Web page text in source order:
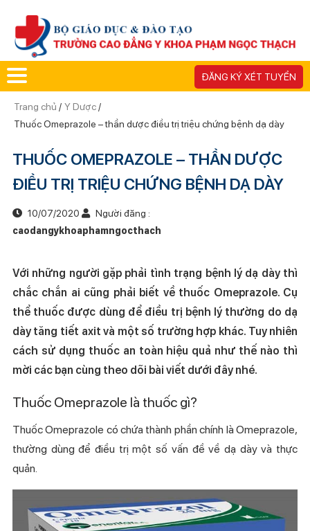
ĐĂNG KÝ XÉT TUYỂN
Trang chủ / Y Dược/
Thuốc Omeprazole – thần dược điều trị triệu chứng bệnh dạ dày
THUỐC OMEPRAZOLE – THẦN DƯỢC
ĐIỀU TRỊ TRIỆU CHỨNG BỆNH DẠ DÀY
10/07/2020
Người đăng :
caodangykhoaphamngocthach
Với những người gặp phải tình trạng bệnh lý dạ dày thì
chắc chắn ai cũng phải biết về thuốc Omeprazole. Cụ
thể thuốc được dùng để điều trị bệnh lý thường do dạ
dày tăng tiết axit và một số trường hợp khác. Tuy nhiên
cách sử dụng thuốc an toàn hiệu quả như thế nào thì
mời các bạn cùng theo dõi bài viết dưới đây nhé.
Thuốc Omeprazole là thuốc gì?
Thuốc Omeprazole có chứa thành phần chính là Omeprazole,
thường dùng để điều trị một số vấn đề về dạ dày và thực
quản.